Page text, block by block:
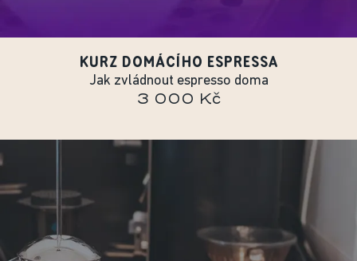
KURZ DOMÁCÍHO ESPRESSA
Jak zvládnout espresso doma
3 000 Kč